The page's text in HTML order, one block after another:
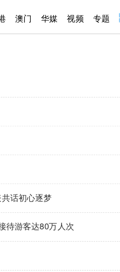
澳门 华媒 视频 专题
话初心逐梦
待游客达80万人次